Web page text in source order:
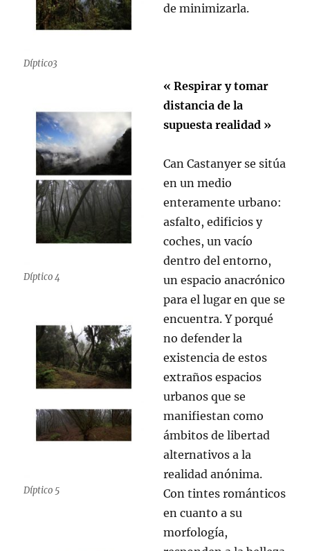
Díptico3
Díptico 4
Díptico 5
de minimizarla.
« Respirar y tomar
distancia de la
supuesta realidad »
Can Castanyer se sitúa
en un medio
enteramente urbano:
asfalto, edificios y
coches, un vacío
dentro del entorno,
un espacio anacrónico
para el lugar en que se
encuentra. Y porqué
no defender la
existencia de estos
extraños espacios
urbanos que se
manifiestan como
ámbitos de libertad
alternativos a la
realidad anónima.
Con tintes románticos
en cuanto a su
morfología,